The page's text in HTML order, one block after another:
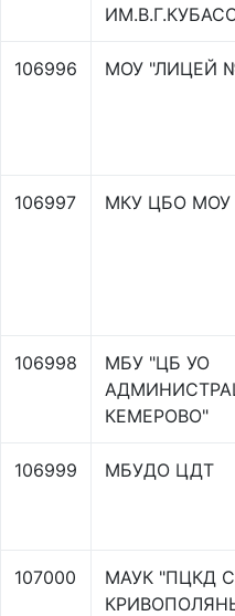
106996 МОУ "ЛИЦЕЙ
106997 МКУ ЦБО
106998
МБУ "ЦБ УО
КЕМЕРОВО"
106999 МБУДО ЦДТ
107000
МАУК "ПЦКД